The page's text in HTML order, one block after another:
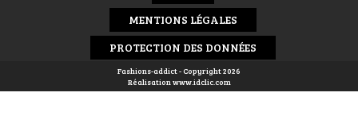
MENTIONS LÉGALES
PROTECTION DES DONNÉES
Fashions-addict - Copyright 2026
Réalisation www.idclic.com